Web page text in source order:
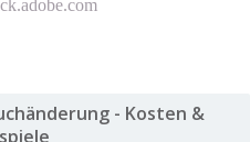
- Kosten &